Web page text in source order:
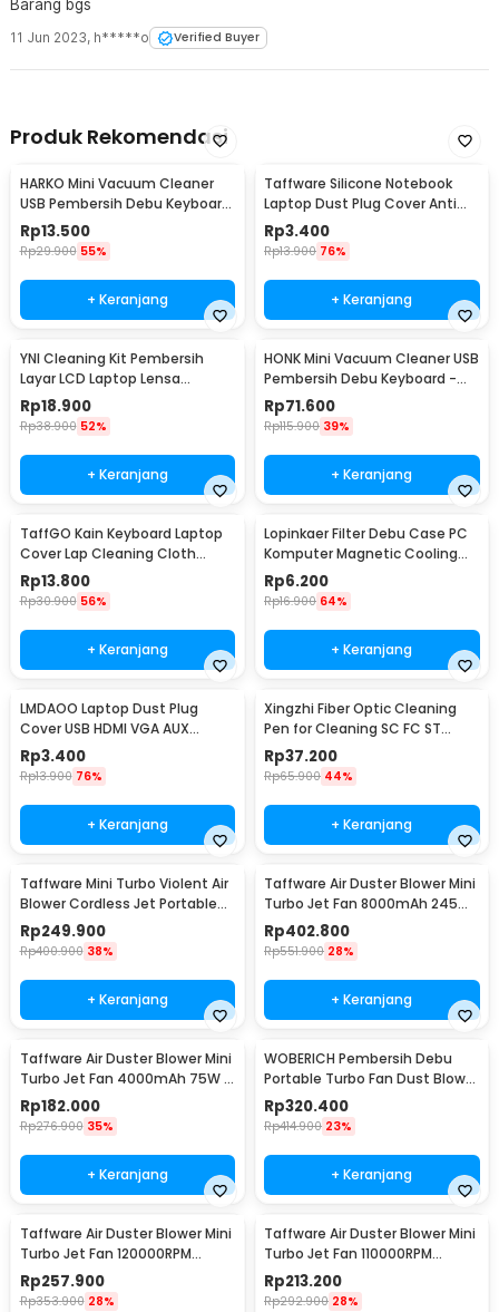
Barang bgs
11 Jun 2023, h*****o Verified Buyer
Produk Rekomendasi
HARKO Mini Vacuum Cleaner
USB Pembersih Debu Keyboard
Laptop PC - FD-368
Rp13.500
Rp29.900 55%
+ Keranjang
Taffware Silicone Notebook
Laptop Dust Plug Cover Anti
Debu 13 PCS - A1
Rp3.400
Rp13.900 76%
+ Keranjang
YNI Cleaning Kit Pembersih
Layar LCD Laptop Lensa
Kamera - KCL-1016
Rp18.900
Rp38.900 52%
+ Keranjang
HONK Mini Vacuum Cleaner USB
Pembersih Debu Keyboard -
HK-6019
Rp71.600
Rp115.900 39%
+ Keranjang
TaffGO Kain Keyboard Laptop
Cover Lap Cleaning Cloth
Microfiber 13/14 Inch - E-02
Rp13.800
Rp30.900 56%
+ Keranjang
Lopinkaer Filter Debu Case PC
Komputer Magnetic Cooling
Dust Net - A2
Rp6.200
Rp16.900 64%
+ Keranjang
LMDAOO Laptop Dust Plug
Cover USB HDMI VGA AUX
Silicone 16 PCS - A2
Rp3.400
Rp13.900 76%
+ Keranjang
Xingzhi Fiber Optic Cleaning
Pen for Cleaning SC FC ST
Interface 2.5mm - X-100
Rp37.200
Rp65.900 44%
+ Keranjang
Taffware Mini Turbo Violent Air
Blower Cordless Jet Portable
130000RPM - P30
Rp249.900
Rp400.900 38%
+ Keranjang
Taffware Air Duster Blower Mini
Turbo Jet Fan 8000mAh 245W
with Nozzle - C29
Rp402.800
Rp551.900 28%
+ Keranjang
Taffware Air Duster Blower Mini
Turbo Jet Fan 4000mAh 75W -
X3-S
Rp182.000
Rp276.900 35%
+ Keranjang
WOBERICH Pembersih Debu
Portable Turbo Fan Dust Blower
21V 31000RPM - WH-310
Rp320.400
Rp414.900 23%
+ Keranjang
Taffware Air Duster Blower Mini
Turbo Jet Fan 120000RPM
5200mAh 184W - Z1
Rp257.900
Rp353.900 28%
Taffware Air Duster Blower Mini
Turbo Jet Fan 110000RPM
4000mAh 110W - M4
Rp213.200
Rp292.900 28%